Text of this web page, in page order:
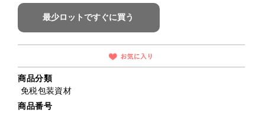
最少ロットですぐに買う
商品分類
免税包装資材
商品番号